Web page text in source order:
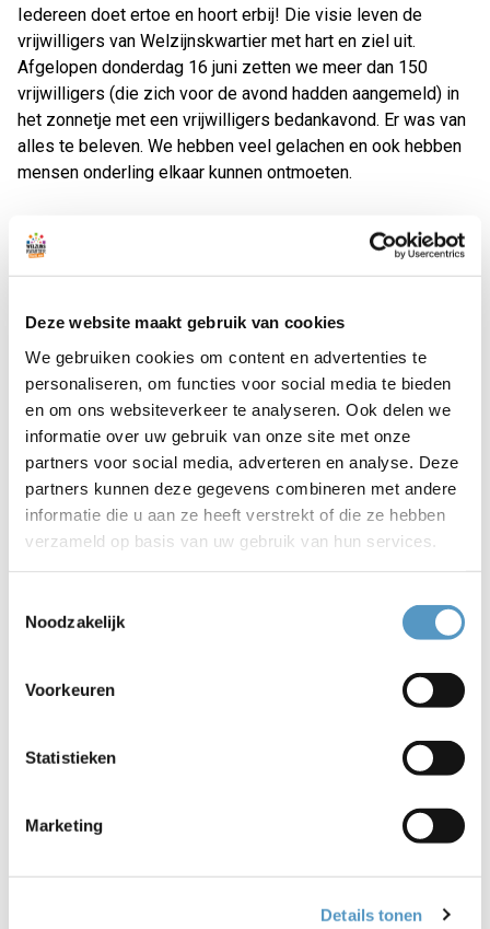
Deze website maakt gebruik van cookies
We gebruiken cookies om content en advertenties te
personaliseren, om functies voor social media te bieden
en om ons websiteverkeer te analyseren. Ook delen we
informatie over uw gebruik van onze site met onze
partners voor social media, adverteren en analyse. Deze
partners kunnen deze gegevens combineren met andere
informatie die u aan ze heeft verstrekt of die ze hebben
verzameld op basis van uw gebruik van hun services.
Noodzakelijk
Voorkeuren
Statistieken
Marketing
Details tonen
Iedereen doet ertoe en hoort erbij! Die visie leven de
vrijwilligers van Welzijnskwartier met hart en ziel uit.
Afgelopen donderdag 16 juni zetten we meer dan 150
vrijwilligers (die zich voor de avond hadden aangemeld) in
het zonnetje met een vrijwilligers bedankavond. Er was van
alles te beleven. We hebben veel gelachen en ook hebben
mensen onderling elkaar kunnen ontmoeten.
konden vrijwilligers kennis maken met een VR Battle, was
er een tekenworkshop en werd de avond afgesloten met
gezellige avond!
Vrijwilligers bedankt! Stuk voor stuk zijn jullie toppers.
Bekijk hier het filmpje van deze avond!
Accepteer
om deze video te
Naar nieuwsoverzicht